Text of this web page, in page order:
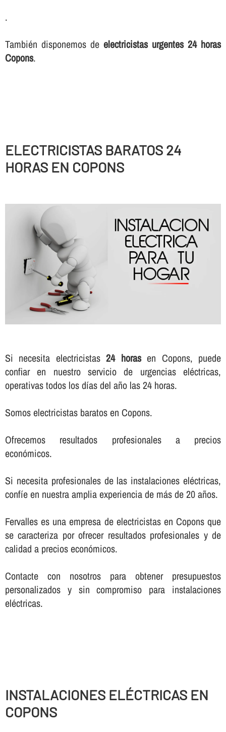
.
También disponemos de electricistas urgentes 24 horas
Copons.
ELECTRICISTAS BARATOS 24
HORAS EN COPONS
Si necesita electricistas24 horasen Copons, puede
confiar en nuestro servicio de urgencias eléctricas,
operativas todos los dí­as del año las 24 horas.
Somos electricistas baratos en Copons.
Ofrecemos resultados profesionales a precios
económicos.
Si necesita profesionales de las instalaciones eléctricas,
confí­e en nuestra amplia experiencia de más de 20 años.
Fervalles es una empresa de electricistas en Copons que
se caracteriza por ofrecer resultados profesionales y de
calidad a precios económicos.
Contacte con nosotros para obtener presupuestos
personalizados y sin compromiso para instalaciones
eléctricas.
INSTALACIONES ELÉCTRICAS EN
COPONS